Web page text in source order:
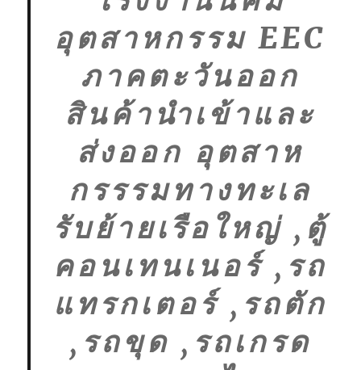
อุตสาหกรรม EEC
ภาคตะวันออก
สินค้านำเข้าและ
ส่งออก อุตสาห
กรรรมทางทะเล
รับย้ายเรือใหญ่ ,ตู้
คอนเทนเนอร์ ,รถ
แทรกเตอร์ ,รถตัก
,รถขุด ,รถเกรด